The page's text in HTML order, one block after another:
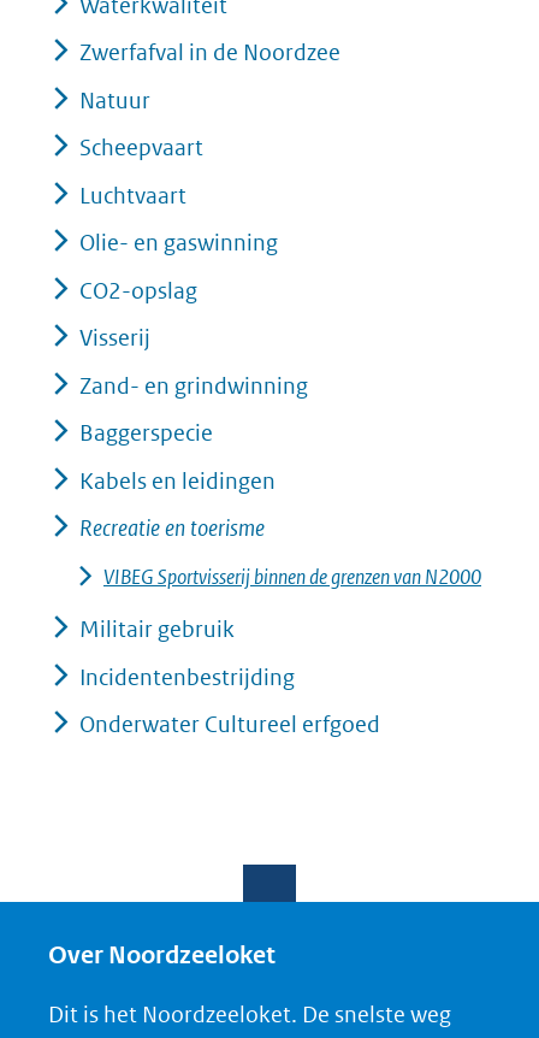
Zwerfafval in de Noordzee
Natuur
Scheepvaart
Luchtvaart
Olie- en gaswinning
CO2-opslag
Visserij
Zand- en grindwinning
Baggerspecie
Kabels en leidingen
Recreatie en toerisme
VIBEG Sportvisserij binnen de grenzen van N2000
Militair gebruik
Incidentenbestrijding
Onderwater Cultureel erfgoed
Over Noordzeeloket
Dit is het Noordzeeloket. De snelste weg